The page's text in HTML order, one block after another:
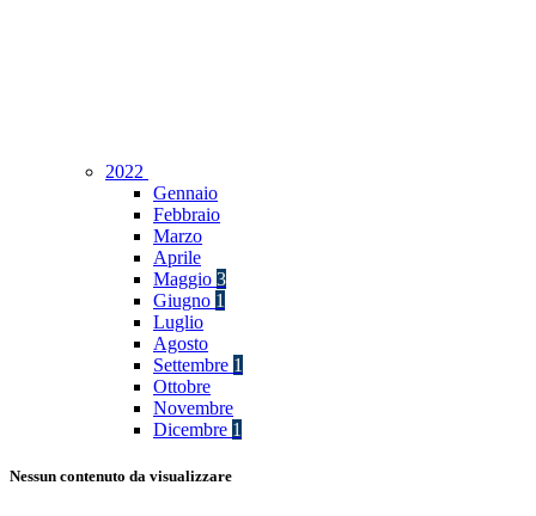
2022
Gennaio
Febbraio
Marzo
Aprile
Maggio 3
Giugno 1
Luglio
Agosto
Settembre 1
Ottobre
Novembre
Dicembre 1
Nessun contenuto da visualizzare